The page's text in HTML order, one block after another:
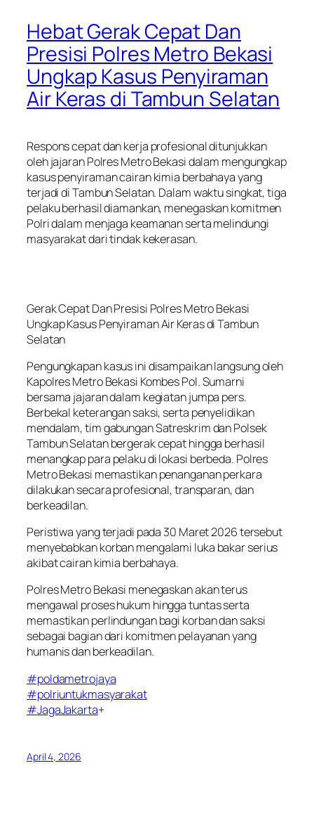
Hebat Gerak Cepat Dan
Presisi Polres Metro Bekasi
Ungkap Kasus Penyiraman
Air Keras di Tambun Selatan
Respons cepat dan kerja profesional ditunjukkan
oleh jajaran Polres Metro Bekasi dalam mengungkap
kasus penyiraman cairan kimia berbahaya yang
terjadi di Tambun Selatan. Dalam waktu singkat, tiga
pelaku berhasil diamankan, menegaskan komitmen
Polri dalam menjaga keamanan serta melindungi
masyarakat dari tindak kekerasan.
Gerak Cepat Dan Presisi Polres Metro Bekasi
Ungkap Kasus Penyiraman Air Keras di Tambun
Selatan
Pengungkapan kasus ini disampaikan langsung oleh
Kapolres Metro Bekasi Kombes Pol. Sumarni
bersama jajaran dalam kegiatan jumpa pers.
Berbekal keterangan saksi, serta penyelidikan
mendalam, tim gabungan Satreskrim dan Polsek
Tambun Selatan bergerak cepat hingga berhasil
menangkap para pelaku di lokasi berbeda. Polres
Metro Bekasi memastikan penanganan perkara
dilakukan secara profesional, transparan, dan
berkeadilan.
Peristiwa yang terjadi pada 30 Maret 2026 tersebut
menyebabkan korban mengalami luka bakar serius
akibat cairan kimia berbahaya.
Polres Metro Bekasi menegaskan akan terus
mengawal proses hukum hingga tuntas serta
memastikan perlindungan bagi korban dan saksi
sebagai bagian dari komitmen pelayanan yang
humanis dan berkeadilan.
#poldametrojaya
#polriuntukmasyarakat
#JagaJakarta+
April 4, 2026